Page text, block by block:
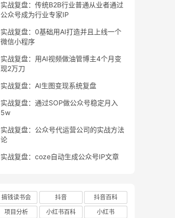
实战复盘：传统B2B行业普通从业者通过
公众号成为行业专家IP
实战复盘：0基础用AI打造并且上线一个
微信小程序
实战复盘：用AI视频做油管博主4个月变
现2万刀
实战复盘：AI生图变现系统复盘
实战复盘：通过SOP做公众号稳定月入
5w
实战复盘：公众号代运营公司的实战方法
论
实战复盘：coze自动生成公众号IP文章
搞钱读书会 抖音
抖音百科
项目分析
小红书百科
小红书